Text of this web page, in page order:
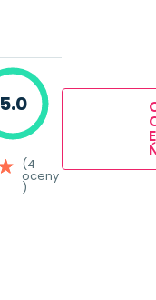
5.0
(4
oceny
)
E